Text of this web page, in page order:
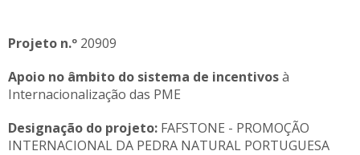
Projeto n.º 20909
Apoio no âmbito do sistema de incentivosà
Internacionalização das PME
Designação do projeto: FAFSTONE - PROMOÇÃO
INTERNACIONAL DA PEDRA NATURAL PORTUGUESA